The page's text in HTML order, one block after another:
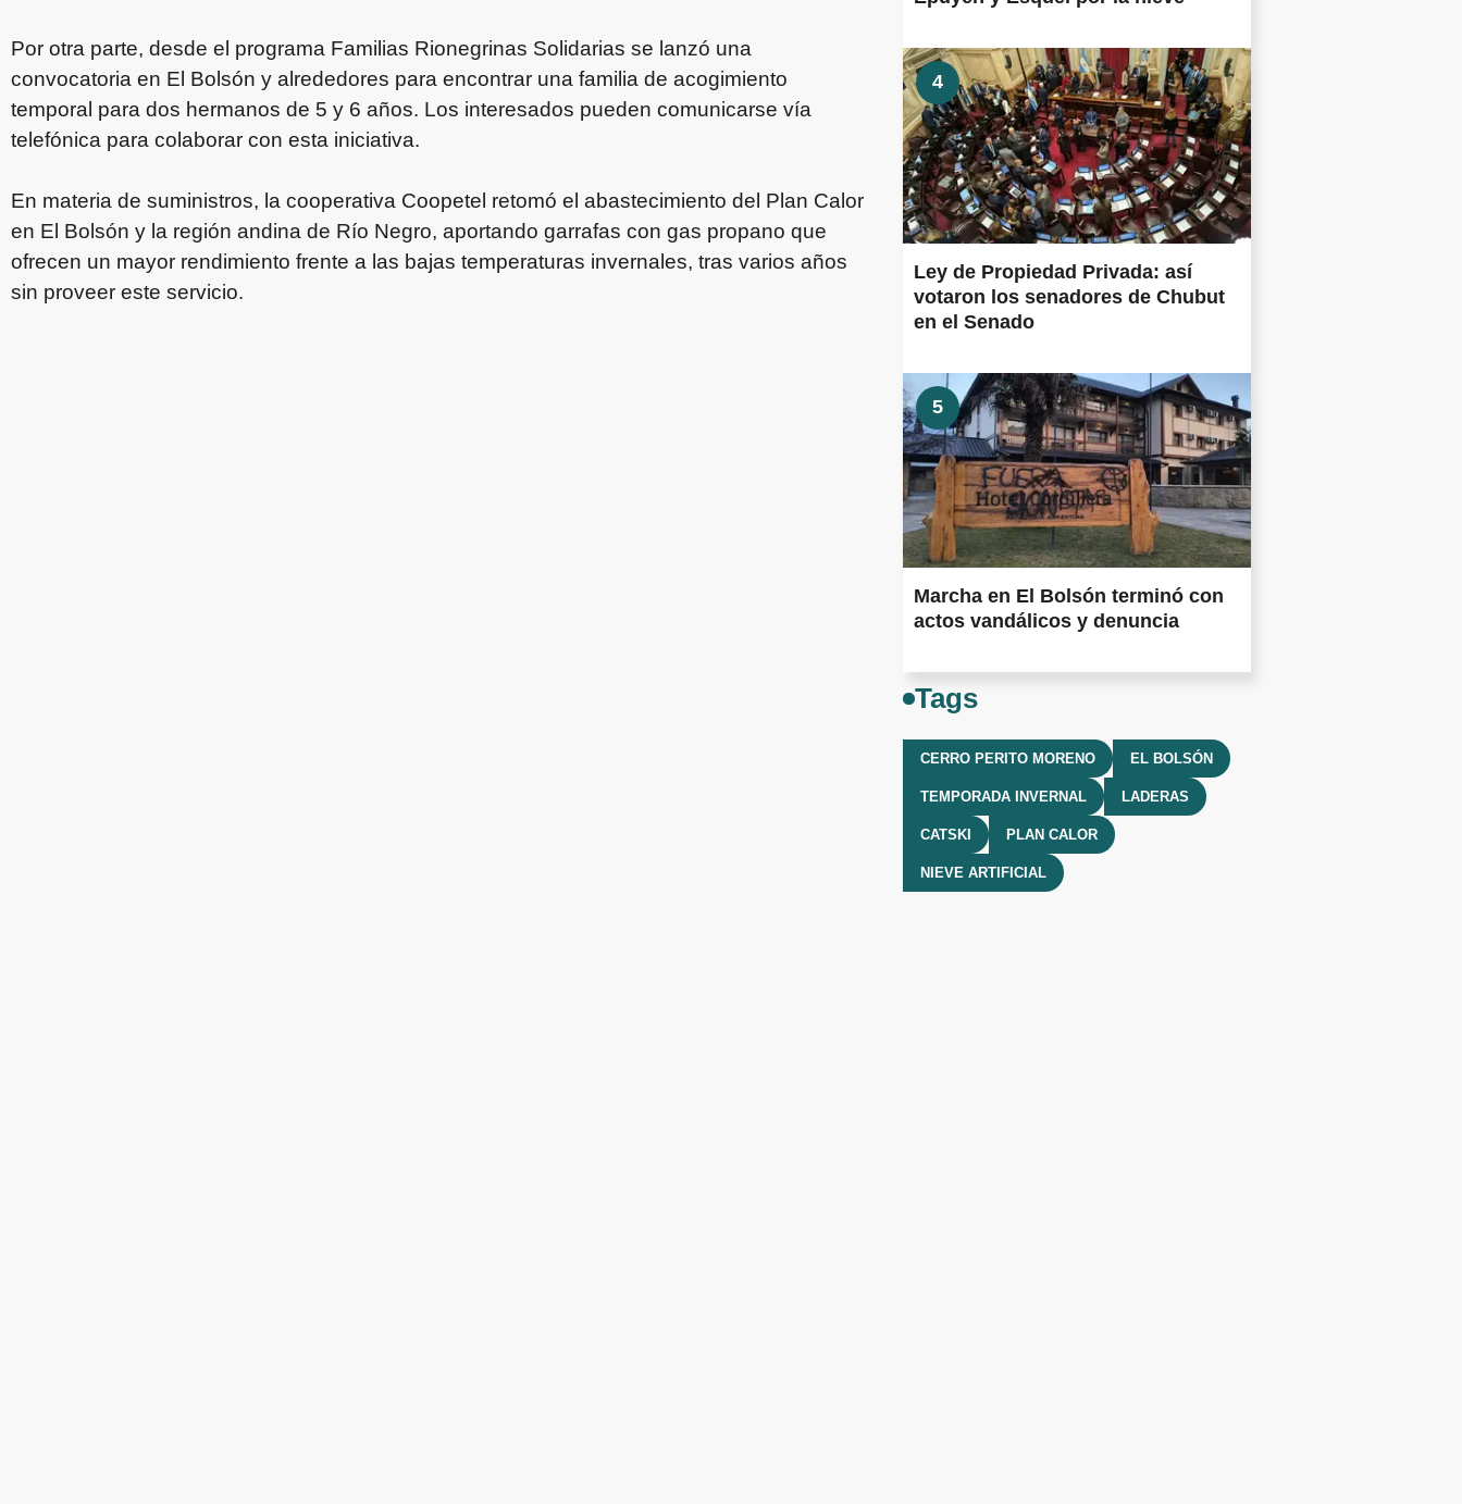
Por otra parte, desde el programa Familias Rionegrinas Solidarias se lanzó una
convocatoria en El Bolsón y alrededores para encontrar una familia de acogimiento
temporal para dos hermanos de 5 y 6 años. Los interesados pueden comunicarse vía
telefónica para colaborar con esta iniciativa.
En materia de suministros, la cooperativa Coopetel retomó el abastecimiento del Plan Calor
en El Bolsón y la región andina de Río Negro, aportando garrafas con gas propano que
ofrecen un mayor rendimiento frente a las bajas temperaturas invernales, tras varios años
sin proveer este servicio.
4
Ley de Propiedad Privada: así
votaron los senadores de Chubut
en el Senado
5
Marcha en El Bolsón terminó con
actos vandálicos y denuncia
Tags
CERRO PERITO MORENO EL BOLSÓN
TEMPORADA INVERNAL LADERAS
CATSKI PLAN CALOR
NIEVE ARTIFICIAL